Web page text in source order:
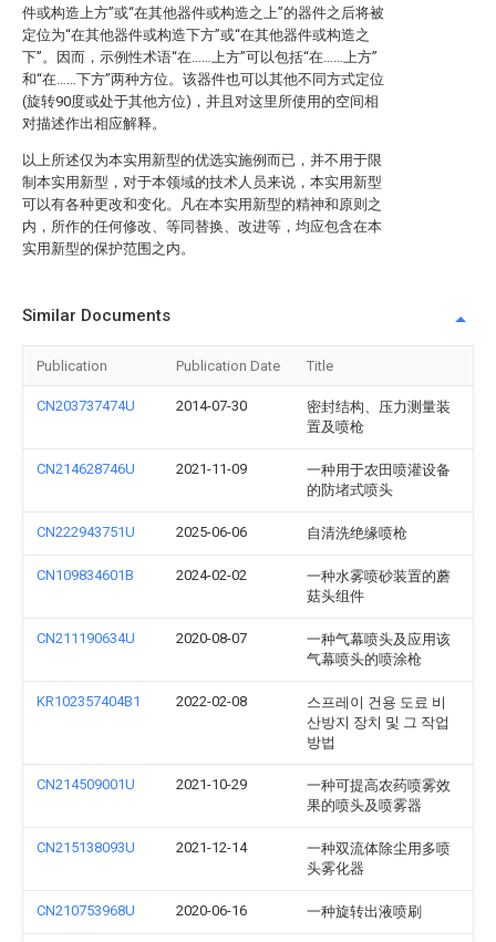
件或构造上方”或“在其他器件或构造之上”的器件之后将被
定位为“在其他器件或构造下方”或“在其他器件或构造之
下”。因而，示例性术语“在……上方”可以包括“在……上方”
和“在……下方”两种方位。该器件也可以其他不同方式定位
(旋转90度或处于其他方位)，并且对这里所使用的空间相
对描述作出相应解释。
以上所述仅为本实用新型的优选实施例而已，并不用于限
制本实用新型，对于本领域的技术人员来说，本实用新型
可以有各种更改和变化。凡在本实用新型的精神和原则之
内，所作的任何修改、等同替换、改进等，均应包含在本
实用新型的保护范围之内。
Similar Documents
Publication Publication Date Title
CN203737474U 2014-07-30
密封结构、压力测量装
置及喷枪
CN214628746U 2021-11-09
一种用于农田喷灌设备
的防堵式喷头
CN222943751U 2025-06-06 自清洗绝缘喷枪
CN109834601B 2024-02-02
一种水雾喷砂装置的蘑
菇头组件
CN211190634U 2020-08-07
一种气幕喷头及应用该
气幕喷头的喷涂枪
KR102357404B1 2022-02-08
스프레이 건용 도료 비
산방지 장치 및 그 작업
방법
CN214509001U 2021-10-29
一种可提高农药喷雾效
果的喷头及喷雾器
CN215138093U 2021-12-14
一种双流体除尘用多喷
头雾化器
CN210753968U 2020-06-16 一种旋转出液喷刷